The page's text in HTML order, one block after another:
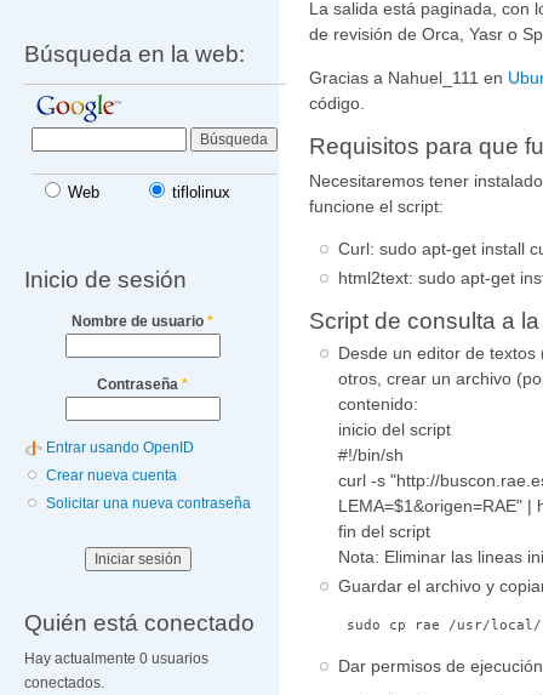
Búsqueda en la web:
Web tiflolinux
Inicio de sesión
Nombre de usuario *
Contraseña *
Entrar usando OpenID
Crear nueva cuenta
Solicitar una nueva contraseña
Quién está conectado
Hay actualmente 0 usuarios
conectados.
La salida está paginada, con
de revisión de Orca, Yasr o
Gracias a Nahuel_111 en
código.
Requisitos para que
Necesitaremos tener
funcione el script:
Curl: sudo apt-get install
html2text: sudo apt-get
Script de consulta a
Desde un editor de
otros, crear un archivo
contenido:
inicio del script
#!/bin/sh
curl -s "http://
LEMA=$1&origen=RAE" |
fin del script
Nota: Eliminar las lineas
Guardar el archivo y
sudo cp rae /usr/
Dar permisos de